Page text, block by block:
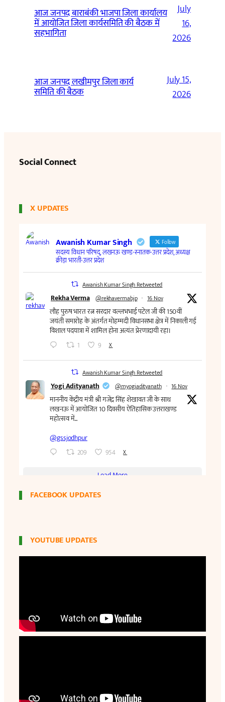
आज जनपद बाराबंकी भाजपा जिला कार्यालय
में आयोजित जिला कार्यसमिति की बैठक में
सहभागिता
July
16,
2026
आज जनपद लखीमपुर जिला कार्य
समिति की बैठक
July 15,
2026
Social Connect
X UPDATES
FACEBOOK UPDATES
YOUTUBE UPDATES